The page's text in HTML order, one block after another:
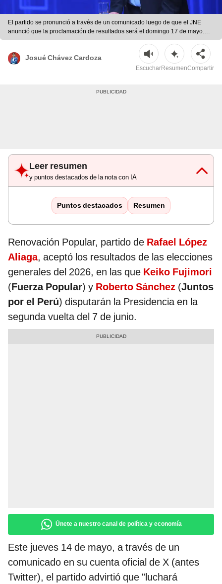
El partido se pronunció a través de un comunicado luego de que el JNE
anunció que la proclamación de resultados será el domingo 17 de mayo.
Foto: Composición/LR
Josué Chávez Cardoza
EscucharResumenCompartir
Leer resumen
y puntos destacados de la nota con IA
Puntos destacados Resumen
Renovación Popular, partido de Rafael López
Aliaga, aceptó los resultados de las elecciones
generales del 2026, en las que Keiko Fujimori
(Fuerza Popular) y Roberto Sánchez (Juntos
por el Perú) disputarán la Presidencia en la
segunda vuelta del 7 de junio.
Únete a nuestro canal de política y economía
Este jueves 14 de mayo, a través de un
comunicado en su cuenta oficial de X (antes
Twitter), el partido advirtió que "luchará